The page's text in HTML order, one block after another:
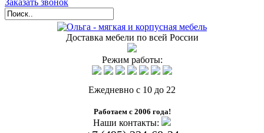
Заказать звонок
Доставка мебели по всей России
Режим работы:
Ежедневно с 10 до 22
Работаем с 2006 года!
Наши контакты: